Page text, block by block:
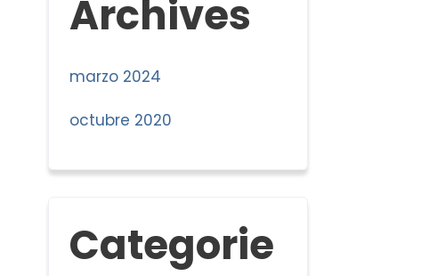
Archives
marzo 2024
octubre 2020
Categorie